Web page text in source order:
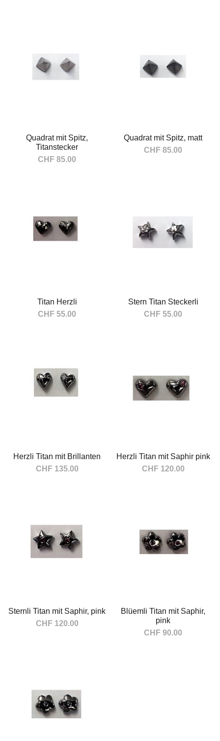
Quadrat mit Spitz,
Titanstecker
CHF 85.00
Quadrat mit Spitz, matt
CHF 85.00
Titan Herzli
CHF 55.00
Stern Titan Steckerli
CHF 55.00
Herzli Titan mit Brillanten
CHF 135.00
Herzli Titan mit Saphir pink
CHF 120.00
Sternli Titan mit Saphir, pink
CHF 120.00
Blüemli Titan mit Saphir,
pink
CHF 90.00